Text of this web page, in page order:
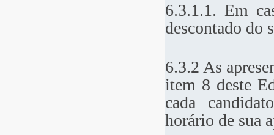
6.3.1.1. Em
descontado do
6.3.2 As
item 8 deste
cada
horário de sua